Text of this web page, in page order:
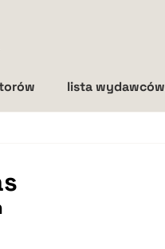
lista wydawców